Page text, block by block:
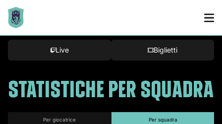
Live Biglietti
STATISTICHE PER SQUADRA
per giocatrice per squadra